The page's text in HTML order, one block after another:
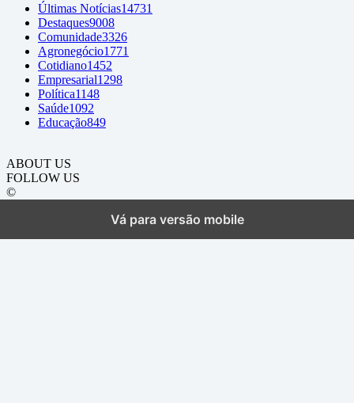
Últimas Notícias14731
Destaques9008
Comunidade3326
Agronegócio1771
Cotidiano1452
Empresarial1298
Política1148
Saúde1092
Educação849
ABOUT US
FOLLOW US
©
Vá para versão mobile